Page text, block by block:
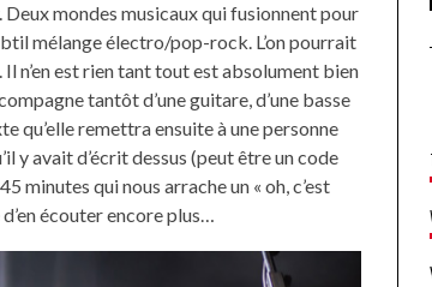
mondes musicaux qui fusionnent pour
mélange électro/pop-rock. L’on pourrait
Il n’en est rien tant tout est absolument bien
tantôt d’une guitare, d’une basse
qu’elle remettra ensuite à une personne
y avait d’écrit dessus (peut être un code
minutes qui nous arrache un « oh, c’est
écouter encore plus…